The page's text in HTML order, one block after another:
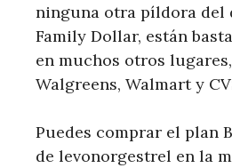
ninguna otra píldora del
Family Dollar, están
en muchos otros
Walgreens, Walmart y
Puedes comprar el plan
de levonorgestrel en la